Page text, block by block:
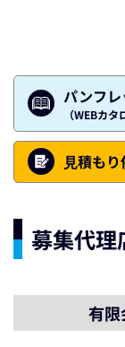
パンフレ
（WEBカタ
⾒積も
募集代理
有限